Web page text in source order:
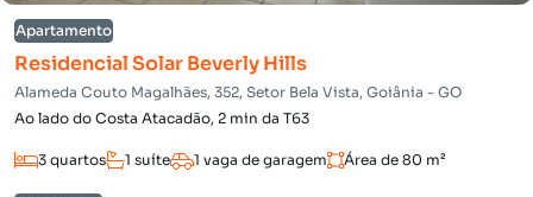
Apartamento
Residencial Solar Beverly Hills
Alameda Couto Magalhães, 352, Setor Bela Vista, Goiânia - GO
Ao lado do Costa Atacadão, 2 min da T63
3 quartos 1 suíte 1 vaga de garagem Área de 80 m²